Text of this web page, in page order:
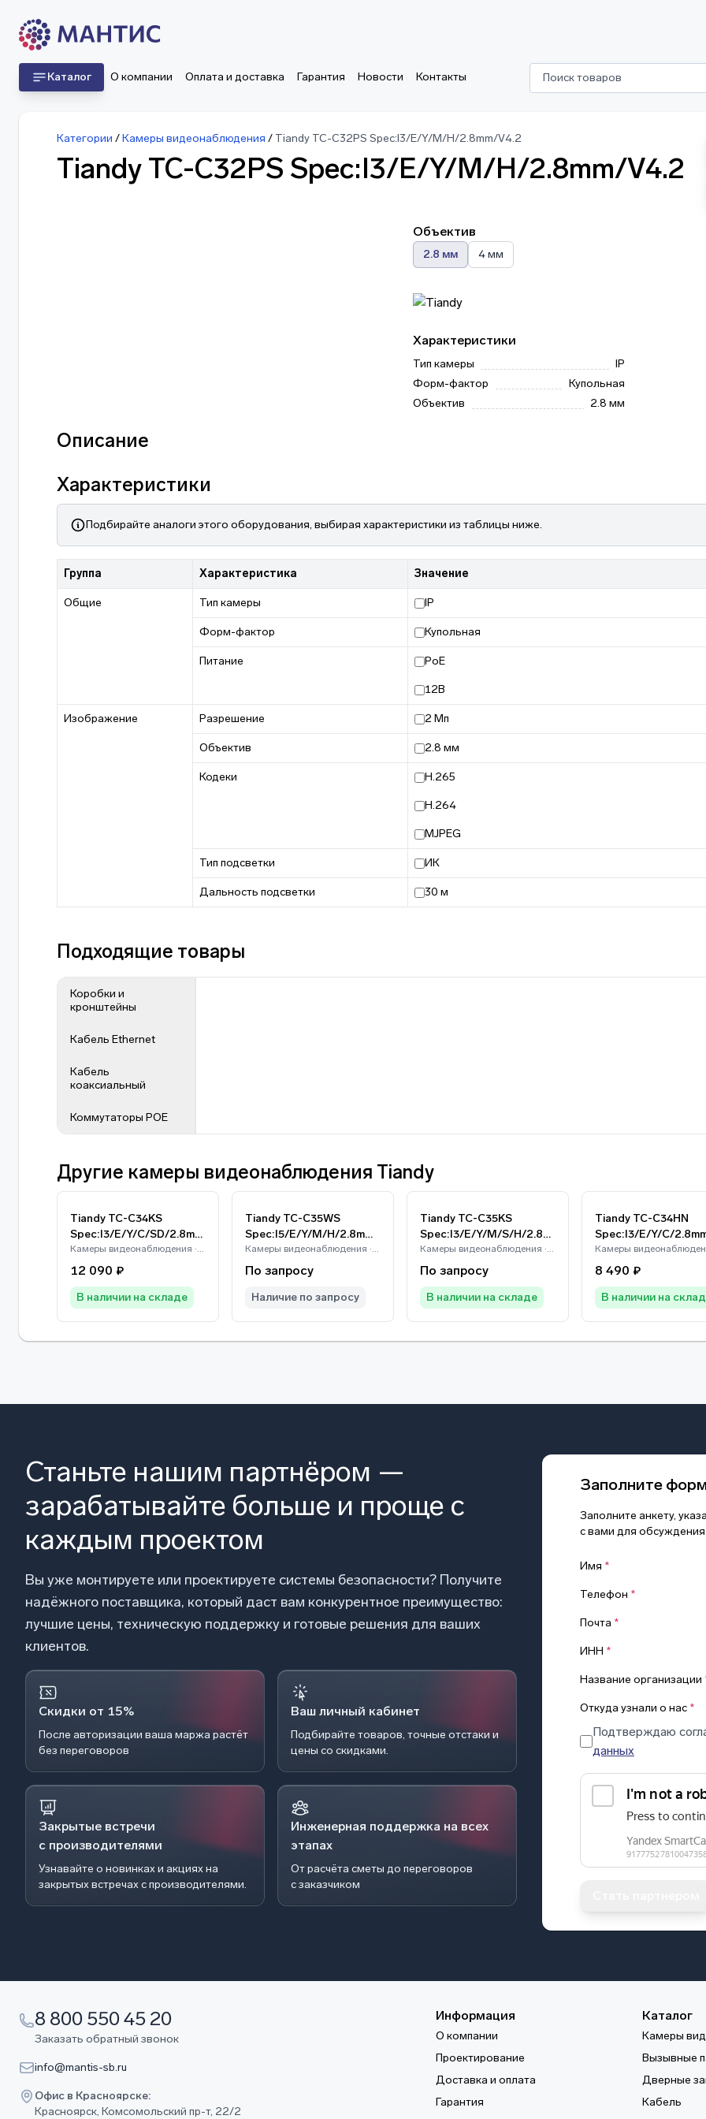
Каталог О компании Оплата и доставка Гарантия Новости Контакты Поиск товаров
Категории /Камеры видеонаблюдения / Tiandy TC-C32PS Spec:I3/E/Y/M/H/2.8mm/V4.2
Tiandy TC-C32PS Spec:I3/E/Y/M/H/2.8mm/V4.2
Объектив
2.8 мм 4 мм
Характеристики
Тип камеры
IP
Форм-фактор
Купольная
Объектив
2.8 мм
Описание
Характеристики
Подбирайте аналоги этого оборудования, выбирая характеристики из таблицы ниже.
Группа Характеристика Значение
Общие Тип камеры IP
Форм-фактор Купольная
Питание PoE
12В
Изображение Разрешение 2 Мп
Объектив 2.8 мм
Кодеки H.265
H.264
MJPEG
Тип подсветки ИК
Дальность подсветки 30 м
Подходящие товары
Коробки и
кронштейны
Кабель Ethernet
Кабель
коаксиальный
Коммутаторы POE
Другие камеры видеонаблюдения Tiandy
Tiandy TC-C34KS
Spec:I3/E/Y/C/SD/2.8mm
/V4.2
Камеры видеонаблюдения · Tiandy
12 090 ₽
В наличии на складе
Tiandy TC-C35WS
Spec:I5/E/Y/M/H/2.8mm/
V4.1
Камеры видеонаблюдения · Tiandy
По запросу
Наличие по запросу
Tiandy TC-C35KS
Spec:I3/E/Y/M/S/H/2.8m
m/V4.0
Камеры видеонаблюдения · Tiandy
По запросу
В наличии на складе
Tiandy TC-C34HN
Spec:I3/E/Y/C/
2
8 490 ₽
В наличии на
Станьте нашим партнёром —
зарабатывайте больше и проще с
каждым проектом
Вы уже монтируете или проектируете системы безопасности? Получите
надёжного поставщика, который даст вам конкурентное преимущество:
лучшие цены, техническую поддержку и готовые решения для ваших
клиентов.
Скидки от 15%
После авторизации ваша маржа растёт
без переговоров
Ваш личный кабинет
Подбирайте товаров, точные отстаки и
цены со скидками.
Закрытые встречи
с производителями
Узнавайте о новинках и акциях на
закрытых встречах с производителями.
Инженерная поддержка на всех
этапах
От расчёта сметы до переговоров
с заказчиком
Заполните
Заполните анкету,
с вами для обсуждения
Имя *
Телефон *
Почта *
ИНН *
Название организации
Откуда узнали о нас *
Подтверждаю
данных
8 800 550 45 20
Заказать обратный звонок
info@mantis-sb.ru
Офис в Красноярске:
Красноярск, Комсомольский пр-т, 22/2
Информация
О компании
Проектирование
Доставка и оплата
Гарантия
Каталог
Камеры
Вызывные
Дверные
Кабель